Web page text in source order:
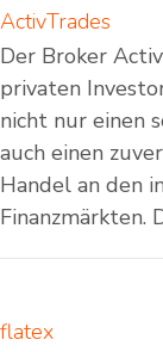
ActivTrades
Der Broker
privaten
nicht nur einen
auch einen
Handel an den
Finanzmärkten.
flatex